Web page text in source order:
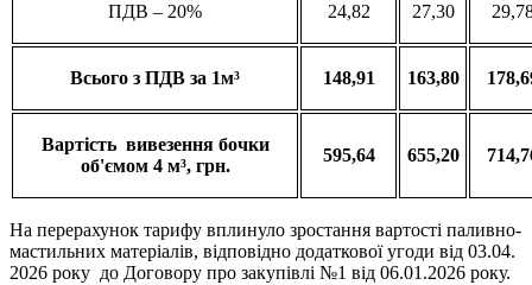
ПДВ – 20% 24,82 27,30
Всього з ПДВ за 1м³ 148,91 163,80
Вартість вивезеннябочки
об'ємом4 м³, грн.
595,64 655,20
На перерахунок тарифу вплинуло зростання вартості паливно-
мастильних матеріалів, відповідно додаткової угоди від 03.04.
2026 року до Договору про закупівлі №1 від 06.01.2026 року.